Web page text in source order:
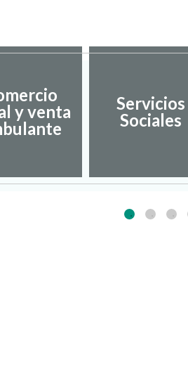
y venta
Servicios
Sociales